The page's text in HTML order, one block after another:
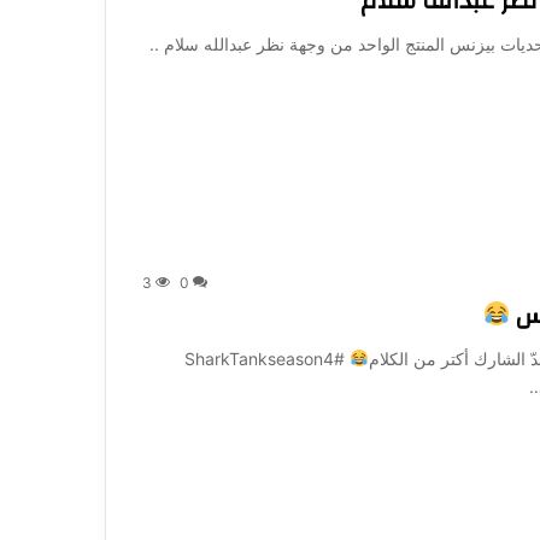
بيزنس المنتج الواحد من وجهة نظر عبدالله سلام ..
0
3
الشارك أكتر من الكلام
#SharkTankseason4